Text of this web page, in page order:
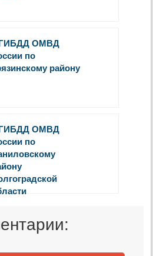
ОМВД
по
району
ОМВД
по